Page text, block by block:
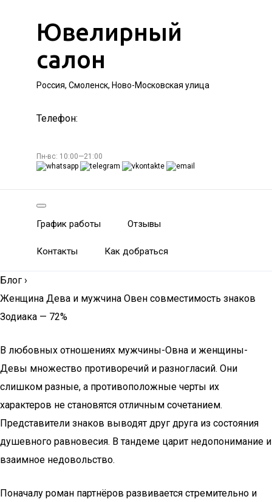
Ювелирный
салон
Россия, Смоленск, Ново-Московская улица
Телефон:
Пн-вс: 10:00—21:00
График работы Отзывы
Контакты Как добраться
Блог ›
Женщина Дева и мужчина Овен совместимость знаков
Зодиака — 72%
В любовных отношениях мужчины-Овна и женщины-
Девы множество противоречий и разногласий. Они
слишком разные, а противоположные черты их
характеров не становятся отличным сочетанием.
Представители знаков выводят друг друга из состояния
душевного равновесия. В тандеме царит недопонимание и
взаимное недовольство.
Поначалу роман партнёров развивается стремительно и